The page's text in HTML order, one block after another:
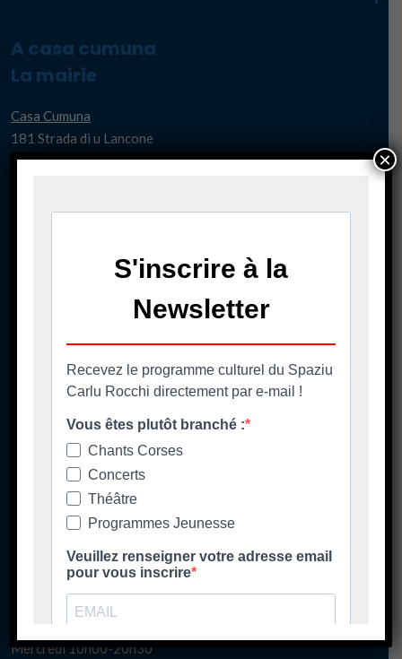
A casa cumuna
La mairie
Casa Cumuna
181 Strada di u Lancone
Piazza di l'Albore
casacumuna@biguglia.corsica
Tenite vi à capu - Restez au courant
Ore di apertura
Les horaires d'ouverture
Spaziu Carlu Rocchi
130 Carrughju di Spezziolaccia
20620 Biguglia
Lundi 17h-20h30
Mardi/jeudi/vendredi 14h00-20h30
Mercredi 10h00-20h30
×